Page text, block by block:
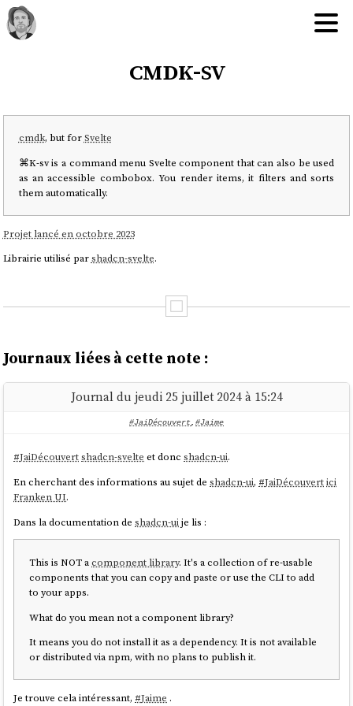
cmdk-sv
cmdk, but forSvelte
⌘K-sv is a command menu Svelte component that can also be used
as an accessible combobox. You render items, it filters and sorts
them automatically.
Projet lancé en octobre 2023
Librairie utilisé parshadcn-svelte.
Journaux liées à cette note :
Journal du jeudi 25 juillet 2024 à 15:24
#JaiDécouvert, #Jaime
#JaiDécouvert shadcn-svelte et doncshadcn-ui.
En cherchant des informations au sujet deshadcn-ui, #JaiDécouvert ici
Franken UI.
Dans la documentation deshadcn-uije lis :
This is NOT acomponent library. It's a collection of re-usable
components that you can copy and paste or use the CLI to add
to your apps.
What do you mean not a component library?
It means you do not install it as a dependency. It is not available
or distributed via npm, with no plans to publish it.
Je trouve cela intéressant, #Jaime .